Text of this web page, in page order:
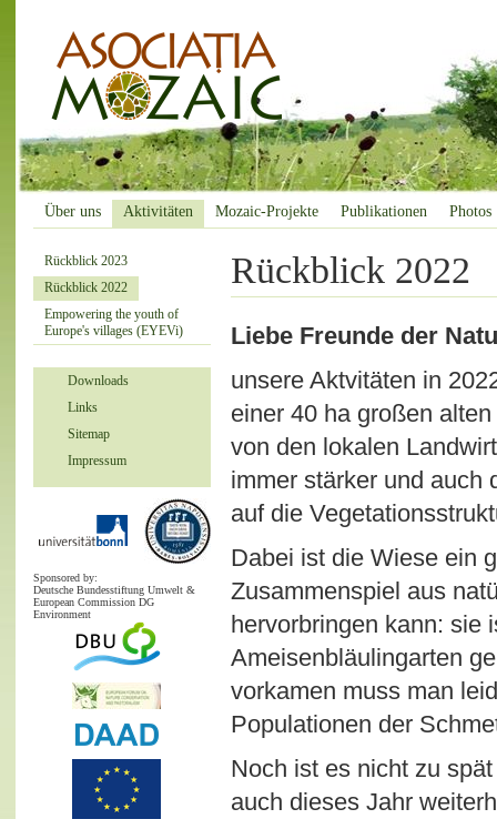
Über uns Aktivitäten Mozaic-Projekte Publikationen Photos
Rückblick 2023
Rückblick 2022
Empowering the youth of
Europe's villages (EYEVi)
Downloads
Links
Sitemap
Impressum
Sponsored by:
Deutsche Bundesstiftung Umwelt &
European Commission DG
Environment
Rückblick 2022
Liebe Freunde der
unsere Aktvitäten in
einer 40 ha großen
von den lokalen
immer stärker und auch
auf die
Dabei ist die Wiese ein
Zusammenspiel aus
hervorbringen kann: sie
Ameisenbläulingarten
vorkamen muss man
Populationen der
Noch ist es nicht zu
auch dieses Jahr